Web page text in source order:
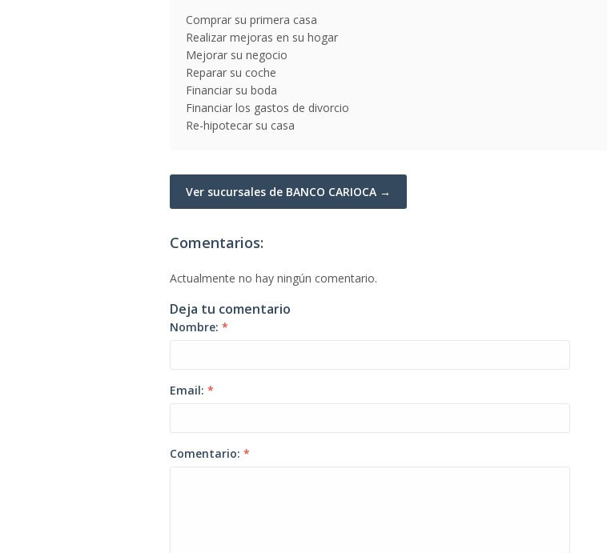
Comprar su primera casa
Realizar mejoras en su hogar
Mejorar su negocio
Reparar su coche
Financiar su boda
Financiar los gastos de divorcio
Re-hipotecar su casa
Ver sucursales de BANCO CARIOCA →
Comentarios:
Actualmente no hay ningún comentario.
Deja tu comentario
Nombre: *
Email: *
Comentario: *